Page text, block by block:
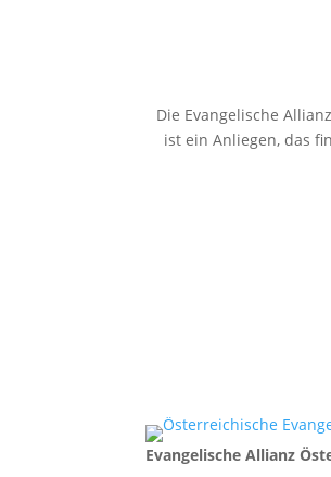
Die Evangelische
ist ein Anliegen, das
Evangelische Allianz